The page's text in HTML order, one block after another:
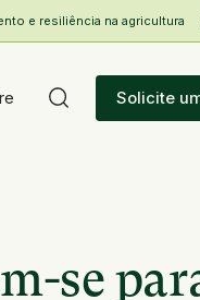
e resiliência na agricultura
Solicite
se